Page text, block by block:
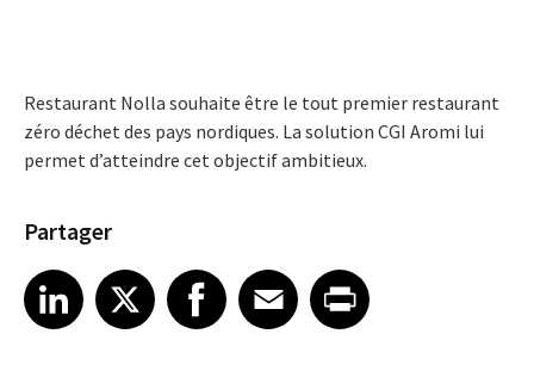
Restaurant Nolla souhaite être le tout premier restaurant
zéro déchet des pays nordiques. La solution CGI Aromi lui
permet d’atteindre cet objectif ambitieux.
Partager
Share article on LinkedIn
LinkedIn
Share article on XShare article on Facebook
Facebook
Share article on Email
EmailShare article on Print